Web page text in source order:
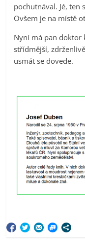
pochutnával. Jé, ten
Ovšem je na místě
Nyní má pan doktor
střídmější,
usmát se dovede.